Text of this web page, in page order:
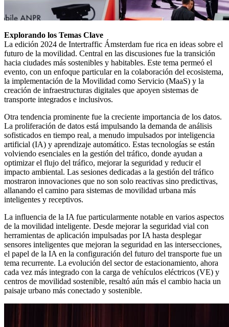
Explorando los Temas Clave
La edición 2024 de Intertraffic Ámsterdam fue rica en ideas sobre el
futuro de la movilidad. Central en las discusiones fue la transición
hacia ciudades más sostenibles y habitables. Este tema permeó el
evento, con un enfoque particular en la colaboración del ecosistema,
la implementación de la Movilidad como Servicio (MaaS) y la
creación de infraestructuras digitales que apoyen sistemas de
transporte integrados e inclusivos.
Otra tendencia prominente fue la creciente importancia de los datos.
La proliferación de datos está impulsando la demanda de análisis
sofisticados en tiempo real, a menudo impulsados por inteligencia
artificial (IA) y aprendizaje automático. Estas tecnologías se están
volviendo esenciales en la gestión del tráfico, donde ayudan a
optimizar el flujo del tráfico, mejorar la seguridad y reducir el
impacto ambiental. Las sesiones dedicadas a la gestión del tráfico
mostraron innovaciones que no son solo reactivas sino predictivas,
allanando el camino para sistemas de movilidad urbana más
inteligentes y receptivos.
La influencia de la IA fue particularmente notable en varios aspectos
de la movilidad inteligente. Desde mejorar la seguridad vial con
herramientas de aplicación impulsadas por IA hasta desplegar
sensores inteligentes que mejoran la seguridad en las intersecciones,
el papel de la IA en la configuración del futuro del transporte fue un
tema recurrente. La evolución del sector de estacionamiento, ahora
cada vez más integrado con la carga de vehículos eléctricos (VE) y
centros de movilidad sostenible, resaltó aún más el cambio hacia un
paisaje urbano más conectado y sostenible.